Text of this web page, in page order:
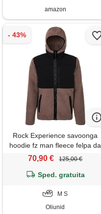
amazon
Rock Experience savoonga
hoodie fz man fleece felpa da
uomo
70,90 € 125,00 €
Sped. gratuita
M S
Oliunid